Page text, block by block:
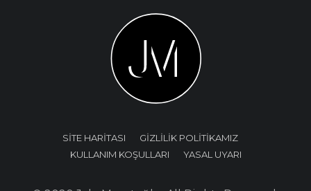
SİTE HARİTASI
GİZLİLİK POLİTİKAMIZ
KULLANIM KOŞULLARI
YASAL UYARI